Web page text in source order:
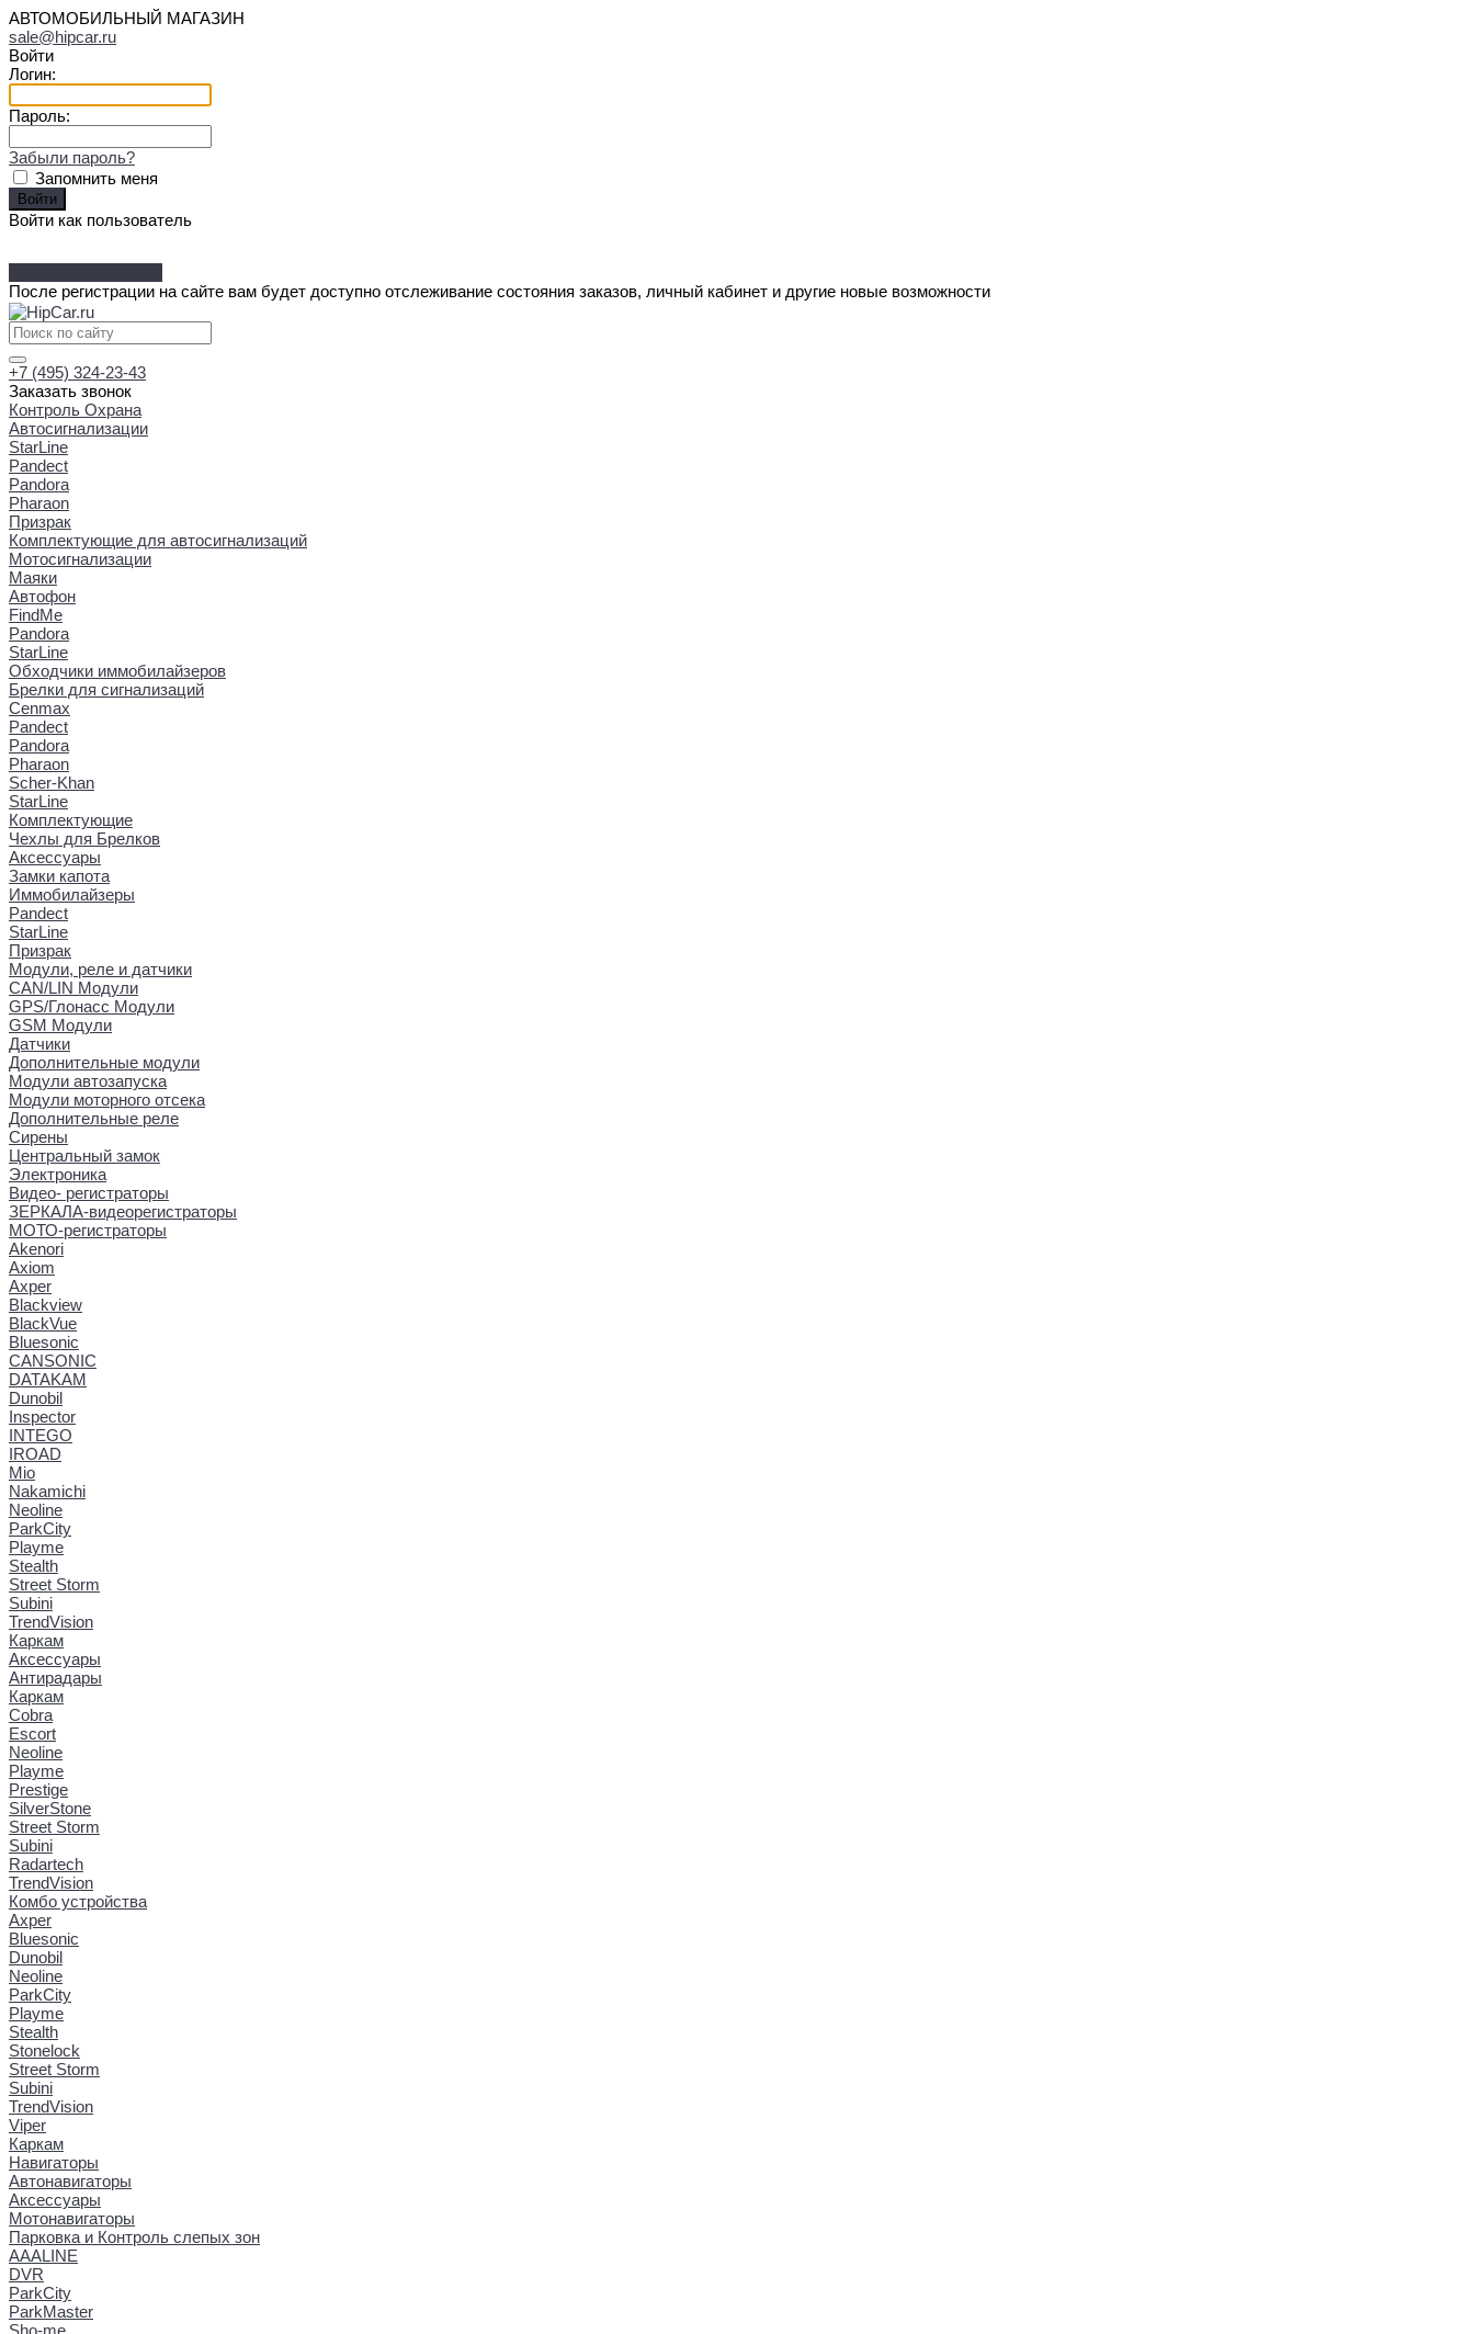
АВТОМОБИЛЬНЫЙ МАГАЗИН
sale@hipcar.ru
Войти
Логин:
Пароль:
Забыли пароль?
Запомнить меня
Войти как пользователь
После регистрации на сайте вам будет доступно отслеживание состояния заказов, личный кабинет и другие новые возможности
+7 (495) 324-23-43
Заказать звонок
Контроль Охрана
Автосигнализации
StarLine
Pandect
Pandora
Pharaon
Призрак
Комплектующие для автосигнализаций
Мотосигнализации
Маяки
Автофон
FindMe
Pandora
StarLine
Обходчики иммобилайзеров
Брелки для сигнализаций
Cenmax
Pandect
Pandora
Pharaon
Scher-Khan
StarLine
Комплектующие
Чехлы для Брелков
Аксессуары
Замки капота
Иммобилайзеры
Pandect
StarLine
Призрак
Модули, реле и датчики
CAN/LIN Модули
GPS/Глонасс Модули
GSM Модули
Датчики
Дополнительные модули
Модули автозапуска
Модули моторного отсека
Дополнительные реле
Сирены
Центральный замок
Электроника
Видео- регистраторы
ЗЕРКАЛА-видеорегистраторы
МОТО-регистраторы
Akenori
Axiom
Axper
Blackview
BlackVue
Bluesonic
CANSONIC
DATAKAM
Dunobil
Inspector
INTEGO
IROAD
Mio
Nakamichi
Neoline
ParkCity
Playme
Stealth
Street Storm
Subini
TrendVision
Каркам
Аксессуары
Антирадары
Каркам
Cobra
Escort
Neoline
Playme
Prestige
SilverStone
Street Storm
Subini
Radartech
TrendVision
Комбо устройства
Axper
Bluesonic
Dunobil
Neoline
ParkCity
Playme
Stealth
Stonelock
Street Storm
Subini
TrendVision
Viper
Каркам
Навигаторы
Автонавигаторы
Аксессуары
Мотонавигаторы
Парковка и Контроль слепых зон
AAALINE
DVR
ParkCity
ParkMaster
Sho-me